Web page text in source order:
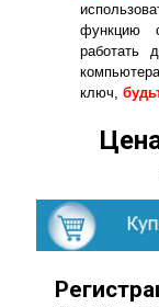
функцию
работать
ключ,